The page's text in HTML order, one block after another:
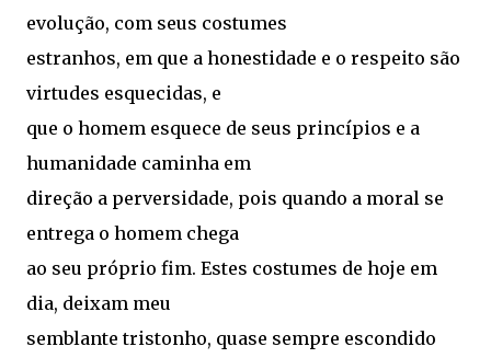
evolução, com seus costumes
estranhos, em que a honestidade e o respeito são
virtudes esquecidas, e
que o homem esquece de seus princípios e a
humanidade caminha em
direção a perversidade, pois quando a moral se
entrega o homem chega
ao seu próprio fim. Estes costumes de hoje em
dia, deixam meu
semblante tristonho, quase sempre escondido